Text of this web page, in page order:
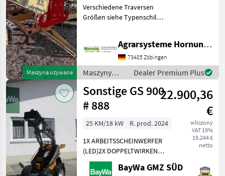
Maszyna używana
Verschiedene Traversen
Größen siehe Typenschild
Inne maszyny budowlane
Agrarsysteme Hornung GmbH & Co. KG
73485 Zöbingen
Maszyny
budowlane /
Sonstige
Dealer Premium Plus
Sonstige GS 900
# 888
22.900,36
€
wliczony
VAT 19%
19.244 €
netto
25 KM/18 kW
R. prod. 2024
1X ARBEITSSCHEINWERFER
(LED)2X DOPPELTWIRKEND
MECHANISCHGEGENGEWICHT
UNTER DER TRITTGIANT
BayWa GMZ SÜD